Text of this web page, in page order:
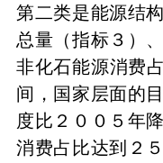
第二类是能源结
总量（指标３）
非化石能源消费
间，国家层面的
度比２００５年
消费占比达到２